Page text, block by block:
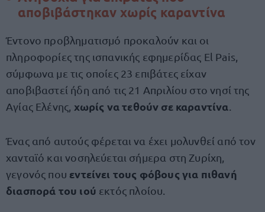
αποβιβάστηκαν χωρίς καραντίνα
Έντονο προβληματισμό προκαλούν και οι
πληροφορίες της ισπανικής εφημερίδας El Pais,
σύμφωνα με τις οποίες 23 επιβάτες είχαν
αποβιβαστεί ήδη από τις 21 Απριλίου στο νησί της
Αγίας Ελένης, χωρίς να τεθούν σε καραντίνα
Ένας από αυτούς φέρεται να έχει μολυνθεί από τον
χανταϊό και νοσηλεύεται σήμερα στη Ζυρίχη,
γεγονός που εντείνει τους φόβους για πιθανή
διασπορά του ιού εκτός πλοίου.